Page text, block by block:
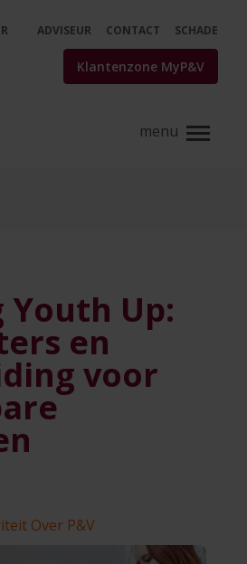
Up: computers
ADVISEUR CONTACT SCHADE
Klantenzone MyP&V
Up:
en
voor
Over P&V